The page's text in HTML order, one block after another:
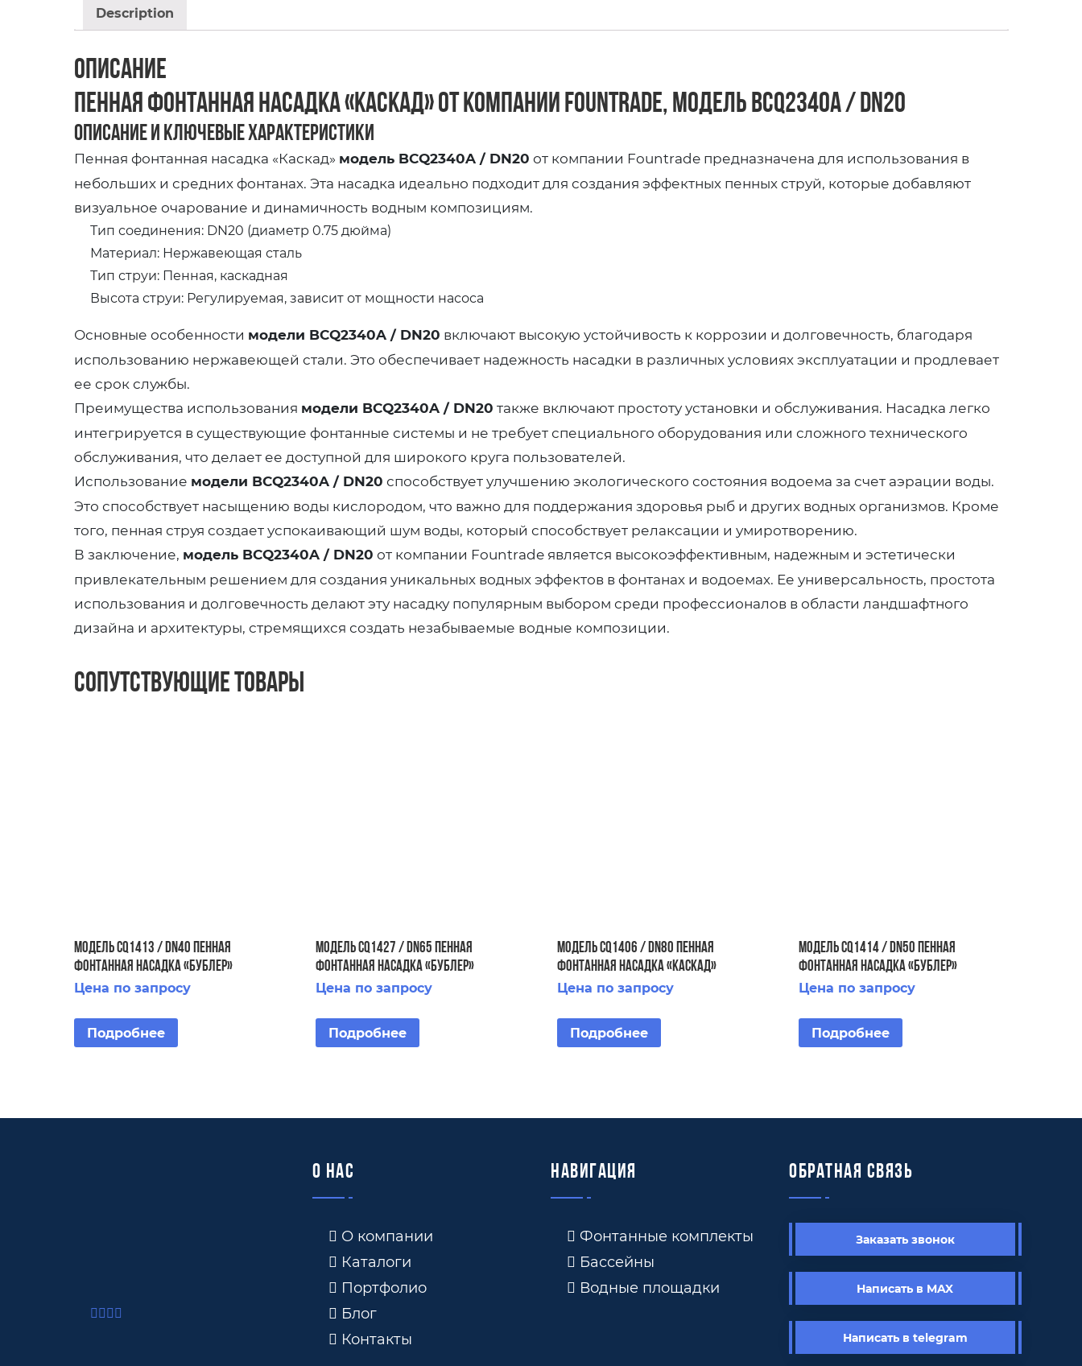
Description
Описание
Пенная фонтанная насадка «Каскад» от компании Fountrade, модель BCQ2340A / DN20
Описание и ключевые характеристики
Пенная фонтанная насадка «Каскад» модель BCQ2340A / DN20 от компании Fountrade предназначена для использования в
небольших и средних фонтанах. Эта насадка идеально подходит для создания эффектных пенных струй, которые добавляют
визуальное очарование и динамичность водным композициям.
Тип соединения: DN20 (диаметр 0.75 дюйма)
Материал: Нержавеющая сталь
Тип струи: Пенная, каскадная
Высота струи: Регулируемая, зависит от мощности насоса
Основные особенности модели BCQ2340A / DN20 включают высокую устойчивость к коррозии и долговечность, благодаря
использованию нержавеющей стали. Это обеспечивает надежность насадки в различных условиях эксплуатации и продлевает
ее срок службы.
Преимущества использования модели BCQ2340A / DN20 также включают простоту установки и обслуживания. Насадка легко
интегрируется в существующие фонтанные системы и не требует специального оборудования или сложного технического
обслуживания, что делает ее доступной для широкого круга пользователей.
Использование модели BCQ2340A / DN20 способствует улучшению экологического состояния водоема за счет аэрации воды.
Это способствует насыщению воды кислородом, что важно для поддержания здоровья рыб и других водных организмов. Кроме
того, пенная струя создает успокаивающий шум воды, который способствует релаксации и умиротворению.
В заключение, модель BCQ2340A / DN20 от компании Fountrade является высокоэффективным, надежным и эстетически
привлекательным решением для создания уникальных водных эффектов в фонтанах и водоемах. Ее универсальность, простота
использования и долговечность делают эту насадку популярным выбором среди профессионалов в области ландшафтного
дизайна и архитектуры, стремящихся создать незабываемые водные композиции.
Сопутствующие товары
Модель CQ1413 / DN40 Пенная
фонтанная насадка «Бублер»
Цена по запросу
Подробнее
Модель CQ1427 / DN65 Пенная
фонтанная насадка «Бублер»
Цена по запросу
Подробнее
Модель CQ1406 / DN80 Пенная
фонтанная насадка «Каскад»
Цена по запросу
Подробнее
Модель CQ1414 / DN50 Пенная
фонтанная насадка «Бублер»
Цена по запросу
Подробнее
О нас
О компании
Каталоги
Портфолио
Блог
Контакты
Навигация
Фонтанные комплекты
Бассейны
Водные площадки
Обратная связь
Заказать звонок
Написать в MAX
Написать в telegram